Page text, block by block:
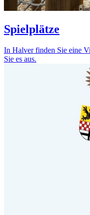
Spielplätze
In Halver finden Sie eine
Sie es aus.